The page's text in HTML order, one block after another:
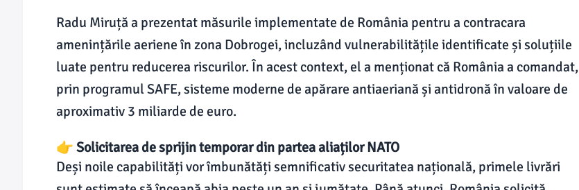
Radu Miruță a prezentat măsurile implementate de România pentru a contracara
amenințările aeriene în zona Dobrogei, incluzând vulnerabilitățile identificate și soluțiile
luate pentru reducerea riscurilor. În acest context, el a menționat că România a comandat,
prin programul SAFE, sisteme moderne de apărare antiaeriană și antidronă în valoare de
aproximativ 3 miliarde de euro.
👉 Solicitarea de sprijin temporar din partea aliaților NATO
Deși noile capabilități vor îmbunătăți semnificativ securitatea națională, primele livrări